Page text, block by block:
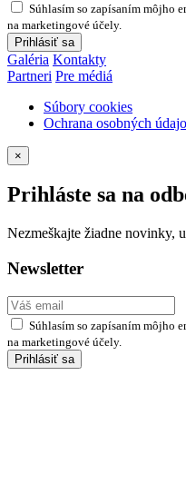
Súhlasím so zapísaním môjho
na marketingové účely.
Prihlásiť sa
Galéria Kontakty
Partneri Pre médiá
Súbory cookies
Ochrana osobných
×
Prihláste sa na
Nezmeškajte žiadne novinky,
Newsletter
Súhlasím so zapísaním môjho
na marketingové účely.
Prihlásiť sa